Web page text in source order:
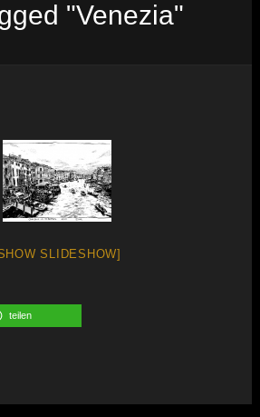
"Venezia"
SLIDESHOW]
teilen